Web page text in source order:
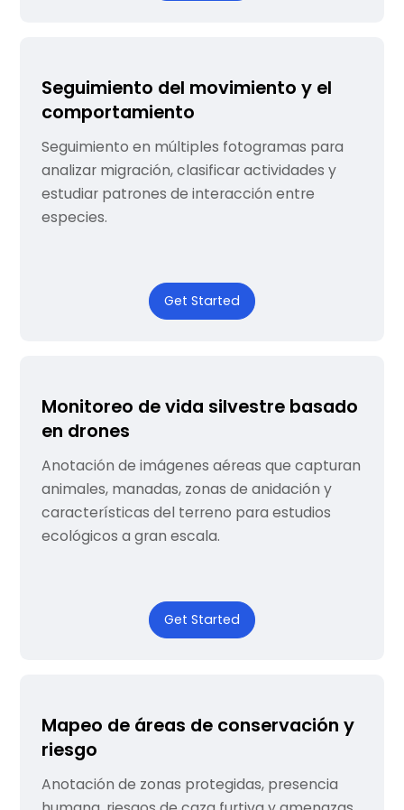
Seguimiento del movimiento y el
comportamiento
Seguimiento en múltiples fotogramas para
analizar migración, clasificar actividades y
estudiar patrones de interacción entre
especies.
Get Started
Monitoreo de vida silvestre basado
en drones
Anotación de imágenes aéreas que capturan
animales, manadas, zonas de anidación y
características del terreno para estudios
ecológicos a gran escala.
Get Started
Mapeo de áreas de conservación y
riesgo
Anotación de zonas protegidas, presencia